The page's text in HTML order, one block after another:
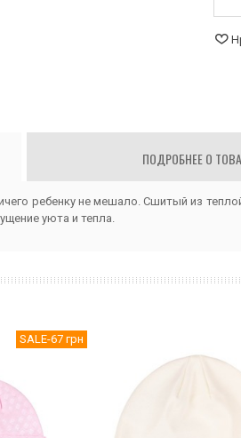
ПОДРОБНЕЕ О
ребенку не мешало. Сшитый из
уюта и тепла.
SALE-67 грн